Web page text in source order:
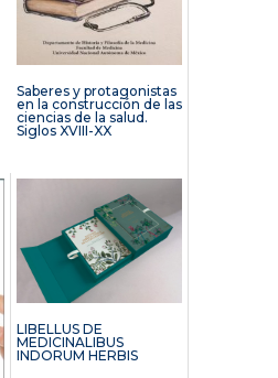
Saberes y protagonistas
en la construcción de las
ciencias de la salud.
Siglos XVIII-XX
LIBELLUS DE
MEDICINALIBUS
INDORUM HERBIS